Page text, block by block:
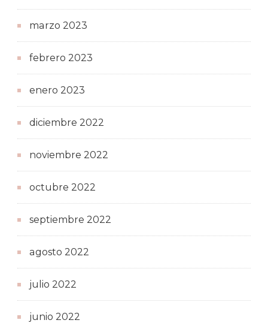
marzo 2023
febrero 2023
enero 2023
diciembre 2022
noviembre 2022
octubre 2022
septiembre 2022
agosto 2022
julio 2022
junio 2022